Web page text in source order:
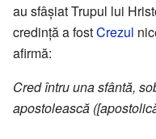
au sfâșiat Trupul lui
credință a fostCrezul
afirmă:
Cred întru una sfântă,
apostolească